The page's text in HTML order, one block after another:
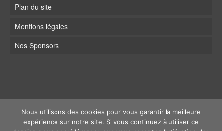
Plan du site
Mentions légales
Nos Sponsors
Nous utilisons des cookies pour vous garantir la meilleure
expérience sur notre site. Si vous continuez à utiliser ce